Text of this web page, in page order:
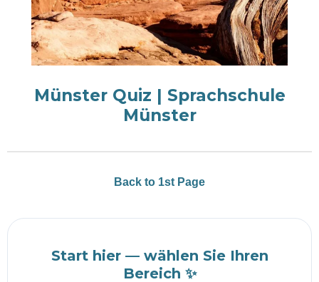
Münster Quiz | Sprachschule
Münster
Back to 1st Page
Start hier — wählen Sie Ihren
Bereich ✨